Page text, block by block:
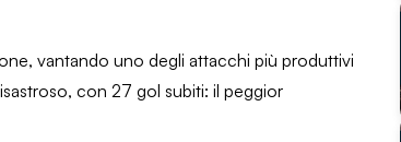
vantando uno degli attacchi più produttivi
con 27 gol subiti: il peggior